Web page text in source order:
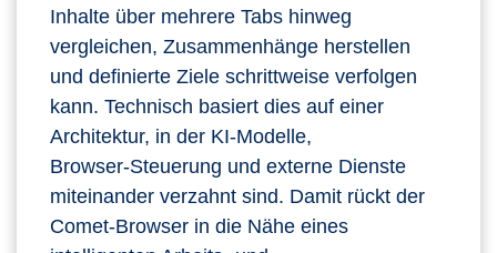
Inhalte über mehrere Tabs hinweg
vergleichen, Zusammenhänge herstellen
und definierte Ziele schrittweise verfolgen
kann. Technisch basiert dies auf einer
Architektur, in der KI‑Modelle,
Browser‑Steuerung und externe Dienste
miteinander verzahnt sind. Damit rückt der
Comet‑Browser in die Nähe eines